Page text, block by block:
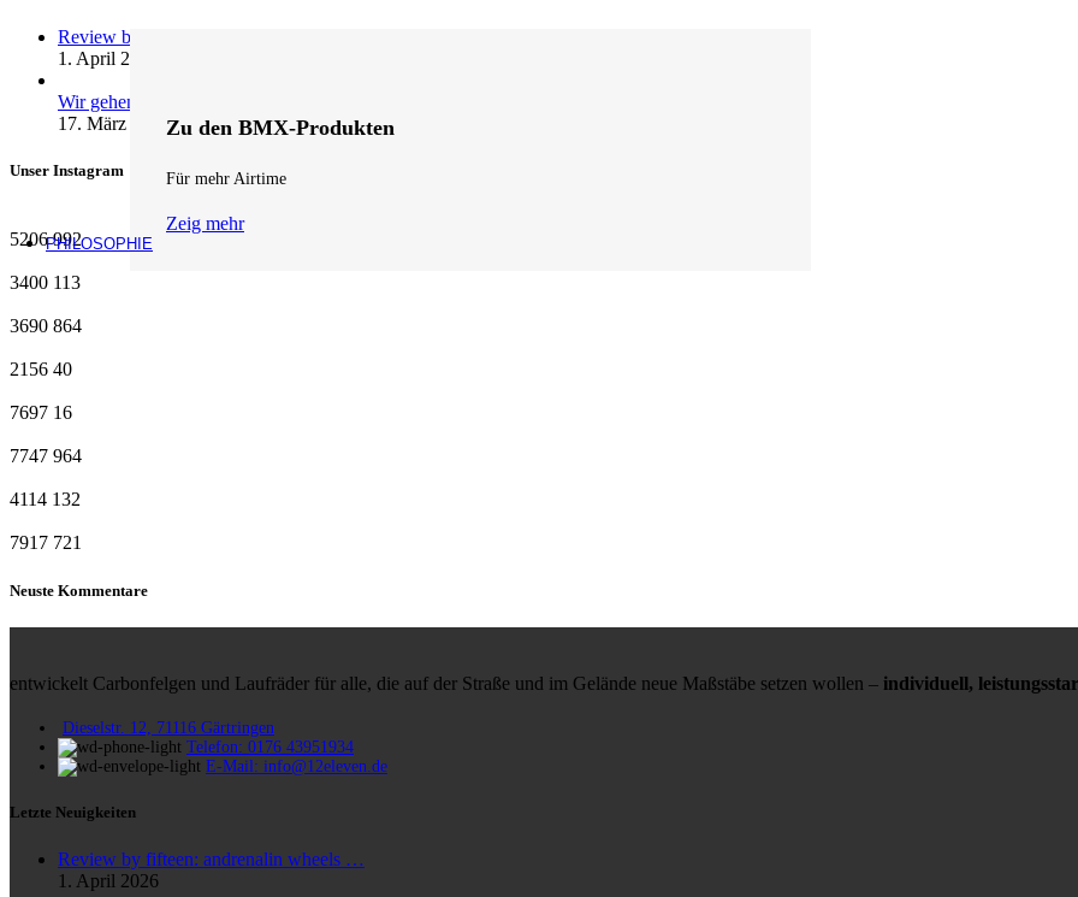
Zu den BMX-Produkten
Für mehr Airtime
Zeig mehr
PHILOSOPHIE
Review by fifteen: andrenalin wheels …
1. April 2026
Wir gehen Online
17. März 2026 1 Kommentar
Unser Instagram
5206 992
3400 113
3690 864
2156 40
7697 16
7747 964
4114 132
7917 721
Neuste Kommentare
entwickelt Carbonfelgen und Laufräder für alle, die auf der Straße und im Gelände neue Maßstäbe setzen wollen – individuell,
Dieselstr. 12, 71116 Gärtringen
Telefon: 0176 43951934
E-Mail: info@12eleven.de
Letzte Neuigkeiten
Review by fifteen: andrenalin wheels …
1. April 2026